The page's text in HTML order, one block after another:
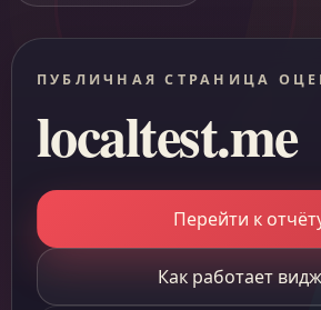
ПУБЛИЧНАЯ СТРАНИЦА
localtest.me
Перейти к
Как работает